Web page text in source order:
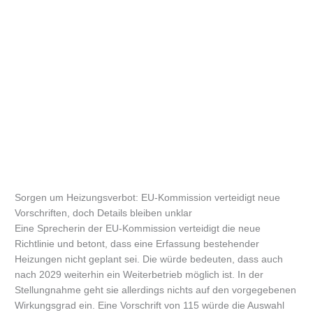
Sorgen um Heizungsverbot: EU-Kommission verteidigt neue
Vorschriften, doch Details bleiben unklar
Eine Sprecherin der EU-Kommission verteidigt die neue
Richtlinie und betont, dass eine Erfassung bestehender
Heizungen nicht geplant sei. Die würde bedeuten, dass auch
nach 2029 weiterhin ein Weiterbetrieb möglich ist. In der
Stellungnahme geht sie allerdings nichts auf den vorgegebenen
Wirkungsgrad ein. Eine Vorschrift von 115 würde die Auswahl